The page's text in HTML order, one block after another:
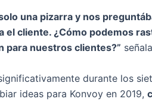
una pizarra y nos
el cliente. ¿Cómo podemos
para nuestros clientes?”
durante los
ideas para Konvoy en 2019,